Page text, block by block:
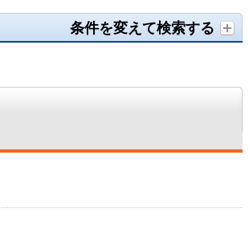
条件を変えて検索する